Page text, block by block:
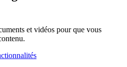
et vidéos pour que vous